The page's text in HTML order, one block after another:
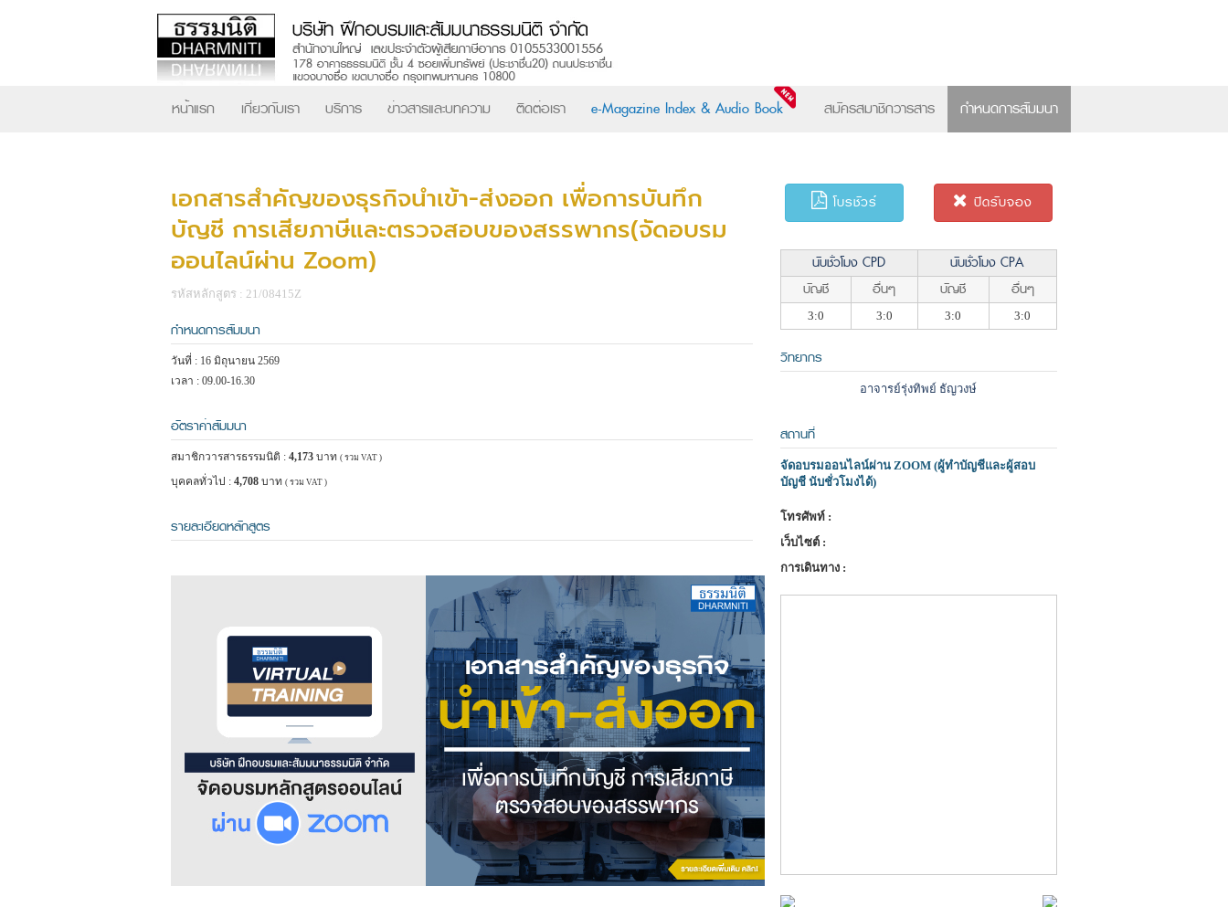
หน้าแรก เกี่ยวกับเรา บริการ ข่าวสารและบทความ ติดต่อเรา e-Magazine Index & Audio Book สมัครสมาชิกวารสาร กำหนดการสัมมนา
เอกสารสำคัญของธุรกิจนำเข้า-ส่งออก เพื่อการบันทึก
บัญชี การเสียภาษีและตรวจสอบของสรรพากร(จัดอบรม
ออนไลน์ผ่าน Zoom)
รหัสหลักสูตร : 21/08415Z
กำหนดการสัมมนา
วันที่ : 16 มิถุนายน 2569
เวลา : 09.00-16.30
อัตราค่าสัมมนา
สมาชิกวารสารธรรมนิติ : 4,173 บาท ( รวม VAT )
บุคคลทั่วไป : 4,708 บาท ( รวม VAT )
รายละเอียดหลักสูตร
โบรชัวร์ ปิดรับจอง
นับชั่วโมง CPD
นับชั่วโมง CPA
บัญชี
อื่นๆ บัญชี อื่นๆ
3:0 3:0 3:0 3:0
วิทยากร
อาจารย์รุ่งทิพย์ ธัญวงษ์
สถานที่
จัดอบรมออนไลน์ผ่าน ZOOM (ผู้ทำบัญชีและผู้สอบ
บัญชี นับชั่วโมงได้)
โทรศัพท์ :
เว็บไซต์ :
การเดินทาง :